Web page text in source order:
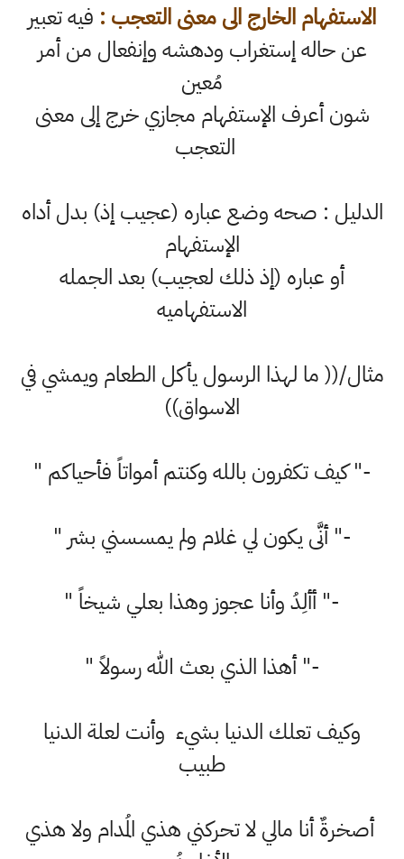
الاستفهام الخارج الى معنى التعجب : فيه تعبير
عن حاله إستغراب ودهشه وإنفعال من أمر
مُعين
شون أعرف الإستفهام مجازي خرج إلى معنى
التعجب
الدليل : صحه وضع عباره (عجيب إذ) بدل أداه
الإستفهام
أو عباره (إذ ذلك لعجيب) بعد الجمله
الاستفهاميه
مثال/(( ما لهذا الرسول يأكل الطعام ويمشي في
الاسواق))
-" كيف تكفرون بالله وكنتم أمواتاً فأحياكم "
-" أنَّى يكون لي غلام ولم يمسسني بشر "
-" أألِدُ وأنا عجوز وهذا بعلي شيخاً "
-" أهذا الذي بعث الله رسولاً "
وكيف تعلك الدنيا بشيء وأنت لعلة الدنيا
طبيب
أصخرةٌ أنا مالي لا تحركني هذي المُدام ولا هذي